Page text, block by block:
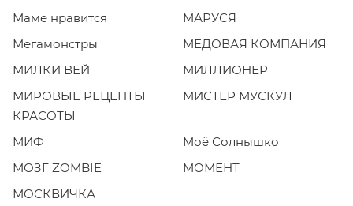
Маме нравится
МАРУСЯ
Мегамонстры
МЕДОВАЯ КОМПАНИЯ
МИЛКИ ВЕЙ
МИЛЛИОНЕР
МИРОВЫЕ РЕЦЕПТЫ
КРАСОТЫ
МИСТЕР МУСКУЛ
МИФ
Моё Солнышко
МОЗГ ZOMBIE
МОМЕНТ
МОСКВИЧКА